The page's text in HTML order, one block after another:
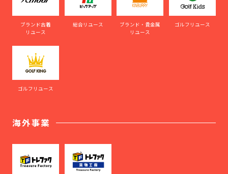
ブランド古着
リユース
総合リユース
ブランド・貴金属
リユース
ゴルフリユース
ゴルフリユース
海外事業